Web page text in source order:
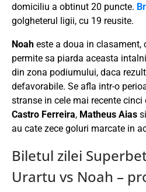
domiciliu a obtinut 20 puncte.
golgheterul ligii, cu 19 reusite.
Noah este a doua in clasament,
permite sa piarda aceasta
din zona podiumului, daca
defavorabile. Se afla intr-o
stranse in cele mai recente
Castro Ferreira, Matheus Aias si
au cate zece goluri marcate in
Biletul zilei
Urartu vs Noah –